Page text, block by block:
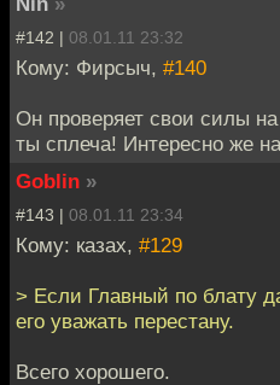
#142 | 08.01.11 23:32
Кому: Фирсыч, #140
Он проверяет свои силы
ты сплеча! Интересно же
Goblin »
#143 | 08.01.11 23:34
Кому: казах, #129
> Если Главный по блату
его уважать перестану.
Всего хорошего.